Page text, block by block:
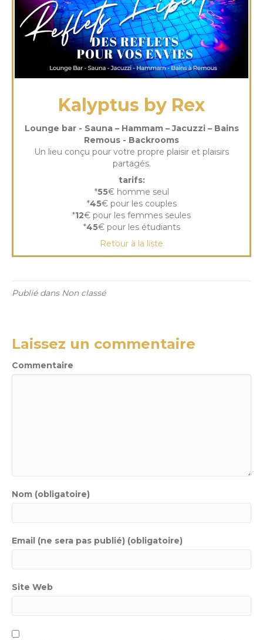
Kalyptus by Rex
Lounge bar - Sauna – Hammam – Jacuzzi – Bains
Remous - Backrooms
Un lieu conçu pour votre propre plaisir et plaisirs
partagés.
tarifs:
*55€ homme seul
*45€ pour les couples
*12€ pour les femmes seules
*45€ pour les étudiants
Retour à la liste
Publié dans Non classé
Laissez un commentaire
Commentaire
Nom (obligatoire)
Email (ne sera pas publié) (obligatoire)
Site Web